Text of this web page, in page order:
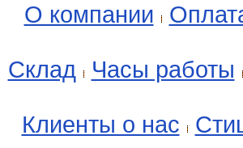
О компании
Склад
Часы работы
Клиенты о нас